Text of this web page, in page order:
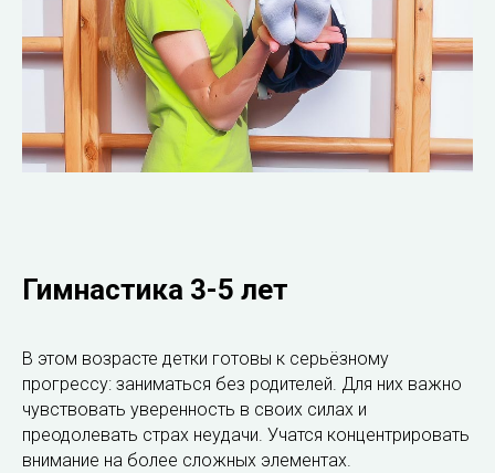
Гимнастика 3-5 лет
В этом возрасте детки готовы к серьёзному
прогрессу: заниматься без родителей. Для них важно
чувствовать уверенность в своих силах и
преодолевать страх неудачи. Учатся концентрировать
внимание на более сложных элементах.